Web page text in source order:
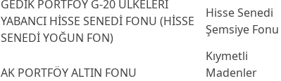
GEDİK PORTFÖY G-20 ÜLKELERİ
YABANCI HİSSE SENEDİ FONU (HİSSE
SENEDİ YOĞUN FON)
Hisse Senedi
Şemsiye Fonu
AK PORTFÖY ALTIN FONU
Kıymetli
Madenler